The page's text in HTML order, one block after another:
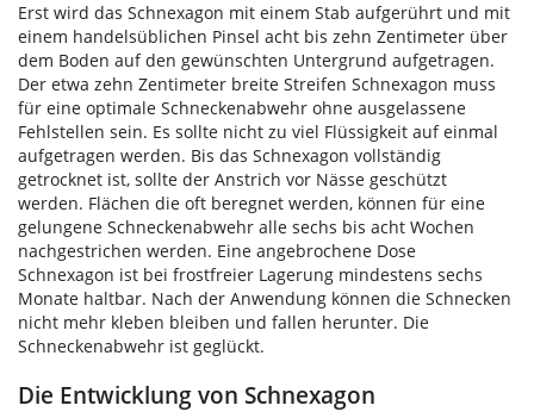
Erst wird das Schnexagon mit einem Stab aufgerührt und mit
einem handelsüblichen Pinsel acht bis zehn Zentimeter über
dem Boden auf den gewünschten Untergrund aufgetragen.
Der etwa zehn Zentimeter breite Streifen Schnexagon muss
für eine optimale Schneckenabwehr ohne ausgelassene
Fehlstellen sein. Es sollte nicht zu viel Flüssigkeit auf einmal
aufgetragen werden. Bis das Schnexagon vollständig
getrocknet ist, sollte der Anstrich vor Nässe geschützt
werden. Flächen die oft beregnet werden, können für eine
gelungene Schneckenabwehr alle sechs bis acht Wochen
nachgestrichen werden. Eine angebrochene Dose
Schnexagon ist bei frostfreier Lagerung mindestens sechs
Monate haltbar. Nach der Anwendung können die Schnecken
nicht mehr kleben bleiben und fallen herunter. Die
Schneckenabwehr ist geglückt.
Die Entwicklung von Schnexagon